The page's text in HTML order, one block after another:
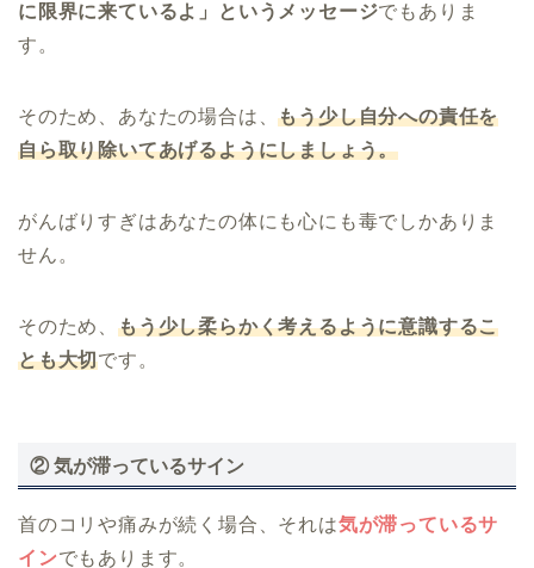
に限界に来ているよ」というメッセージでもありま
す。
そのため、あなたの場合は、もう少し自分への責任を
自ら取り除いてあげるようにしましょう。
がんばりすぎはあなたの体にも心にも毒でしかありま
せん。
そのため、 もう少し柔らかく考えるように意識するこ
とも大切です。
② 気が滞っているサイン
首のコリや痛みが続く場合、それは気が滞っているサ
インでもあります。